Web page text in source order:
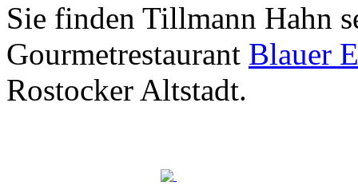
Geheimnisse, die
Sie finden Tillmann Hahn
Gourmetrestaurant Blauer
Rostocker Altstadt.